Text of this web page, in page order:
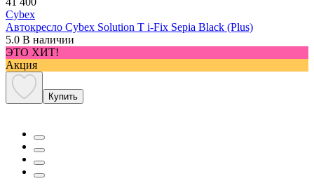
Cybex
Автокресло Cybex Solution T i-Fix Sepia Black (Plus)
5.0 В наличии
ЭТО ХИТ!
Акция
Купить